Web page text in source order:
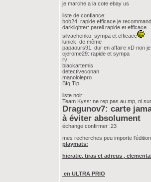
je marche a la cote ebay us
liste de confiance:
bob24: rapide efficace je
darklighter: pareil rapide et efficace
silvachenko: sympa et efficace
lunick: de même
papaours91: dur en affaire xD non
cjerome29: rapide et sympa
rv
blackartemis
detectiveconan
manololepro
BIq Tip
liste noir:
Team Kyss: ne rep pas au mp, ni
Dragunov7: carte
à éviter absolument
échange confirmer :23
mes recherches peu importe
playmats:
hieratic, tiras et adreus ,
en ULTRA PRIO